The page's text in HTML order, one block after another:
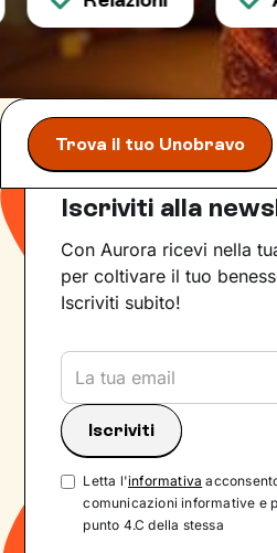
Trova il tuo Unobravo
Iscriviti alla
Con Aurora ricevi nella
per coltivare il tuo
Iscriviti subito!
Letta l'informativa
comunicazioni informative e
punto 4.C della stessa